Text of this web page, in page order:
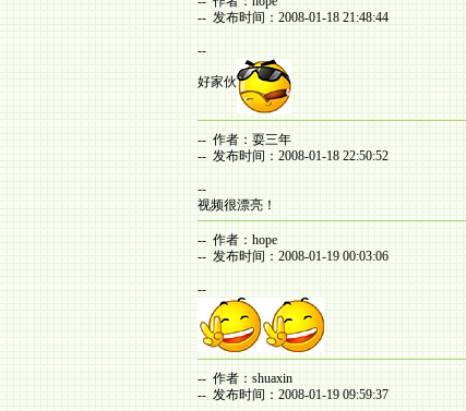
-- 发布时间：2008-01-18 21:48:44
--
好家伙
-- 作者：耍三年
-- 发布时间：2008-01-18 22:50:52
--
视频很漂亮！
-- 作者：hope
-- 发布时间：2008-01-19 00:03:06
--
-- 作者：shuaxin
-- 发布时间：2008-01-19 09:59:37